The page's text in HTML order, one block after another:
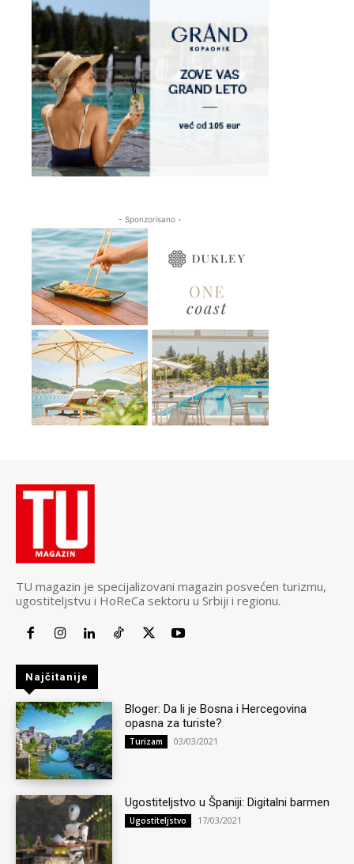
- Sponzorisano -
TU magazin je specijalizovani magazin posvećen turizmu,
ugostiteljstvu i HoReCa sektoru u Srbiji i regionu.
Najčitanije
Bloger: Da li je Bosna i Hercegovina
opasna za turiste?
Turizam 03/03/2021
Ugostiteljstvo u Španiji: Digitalni barmen
Ugostiteljstvo 17/03/2021